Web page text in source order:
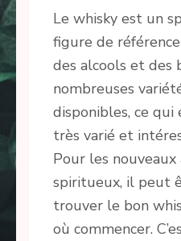
Le whisky est un
figure de
des alcools et des
nombreuses
disponibles, ce
très varié et
Pour les
spiritueux, il peut
trouver le bon
où commencer.